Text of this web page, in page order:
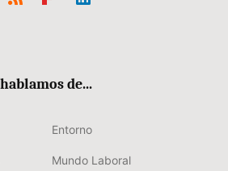
de...
Entorno
Mundo Laboral